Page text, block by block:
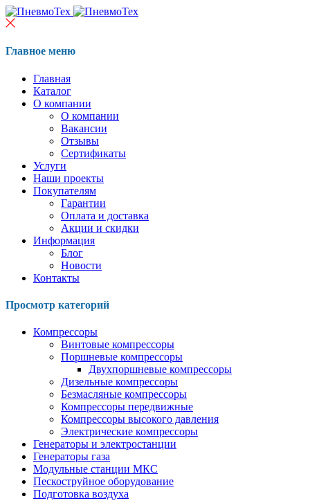
Главное меню
Главная
Каталог
О компании
О компании
Вакансии
Отзывы
Сертификаты
Услуги
Наши проекты
Покупателям
Гарантии
Оплата и доставка
Акции и скидки
Информация
Блог
Новости
Контакты
Просмотр категорий
Компрессоры
Винтовые компрессоры
Поршневые компрессоры
Двухпоршневые компрессоры
Дизельные компрессоры
Безмасляные компрессоры
Компрессоры передвижные
Компрессоры высокого давления
Электрические компрессоры
Генераторы и электростанции
Генераторы газа
Модульные станции МКС
Пескоструйное оборудование
Подготовка воздуха